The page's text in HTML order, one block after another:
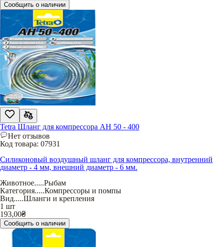
Сообщить о наличии
Tetra Шланг для компрессора AH 50 - 400
Нет отзывов
Код товара: 07931
Силиконовый воздушный шланг для компрессора, внутренний
диаметр - 4 мм, внешний диаметр - 6 мм.
Животное.....Рыбам
Категория.....Компрессоры и помпы
Вид.....Шланги и крепления
1 шт
193,00₴
Сообщить о наличии